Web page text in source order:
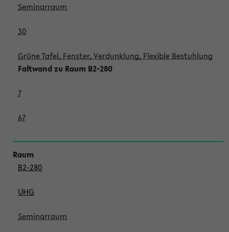
Seminarraum
30
Grüne Tafel, Fenster, Verdunklung, Flexible Bestuhlung
Faltwand zu Raum B2-280
7
67
B2-280
UHG
Seminarraum